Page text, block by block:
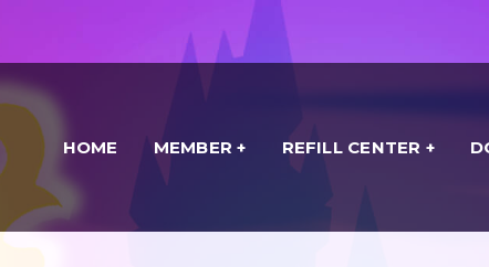
HOME MEMBER REFILL CENTER